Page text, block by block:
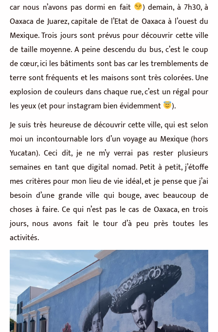
car nous n’avons pas dormi en fait
) demain, à 7h30, à
Oaxaca de Juarez, capitale de l’Etat de Oaxaca à l’ouest du
Mexique. Trois jours sont prévus pour découvrir cette ville
de taille moyenne. A peine descendu du bus, c’est le coup
de cœur, ici les bâtiments sont bas car les tremblements de
terre sont fréquents et les maisons sont très colorées. Une
explosion de couleurs dans chaque rue, c’est un régal pour
les yeux (et pour instagram bien évidemment
).
Je suis très heureuse de découvrir cette ville, qui est selon
moi un incontournable lors d’un voyage au Mexique (hors
Yucatan). Ceci dit, je ne m’y verrai pas rester plusieurs
semaines en tant que digital nomad. Petit à petit, j’étoffe
mes critères pour mon lieu de vie idéal, et je pense que j’ai
besoin d’une grande ville qui bouge, avec beaucoup de
choses à faire. Ce qui n’est pas le cas de Oaxaca, en trois
jours, nous avons fait le tour d’à peu près toutes les
activités.